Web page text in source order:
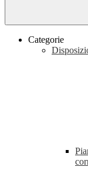
Categorie